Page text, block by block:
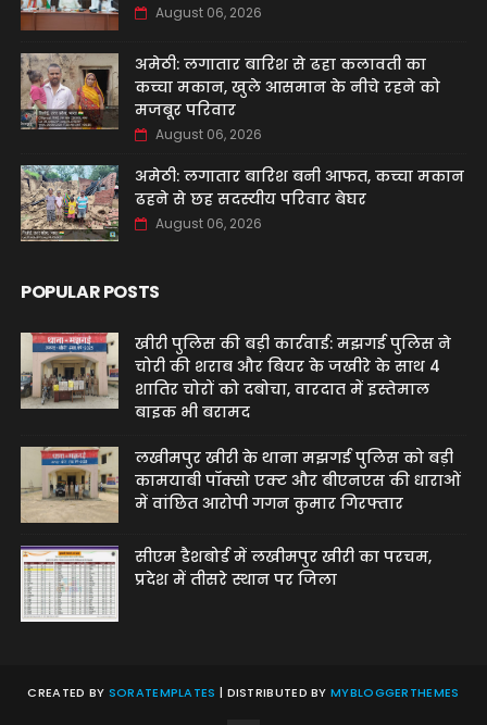
August 06, 2026
अमेठी: लगातार बारिश से ढहा कलावती का
कच्चा मकान, खुले आसमान के नीचे रहने को
मजबूर परिवार
August 06, 2026
अमेठी: लगातार बारिश बनी आफत, कच्चा मकान
ढहने से छह सदस्यीय परिवार बेघर
August 06, 2026
POPULAR POSTS
खीरी पुलिस की बड़ी कार्रवाई: मझगई पुलिस ने
चोरी की शराब और बियर के जखीरे के साथ 4
शातिर चोरों को दबोचा, वारदात में इस्तेमाल
बाइक भी बरामद
लखीमपुर खीरी के थाना मझगई पुलिस को बड़ी
कामयाबी पॉक्सो एक्ट और बीएनएस की धाराओं
में वांछित आरोपी गगन कुमार गिरफ्तार
सीएम डैशबोर्ड में लखीमपुर खीरी का परचम,
प्रदेश में तीसरे स्थान पर जिला
CREATED BY SORATEMPLATES | DISTRIBUTED BYMYBLOGGERTHEMES